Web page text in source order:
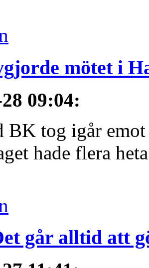
mötet i
09:04:
BK tog igår
hade flera
går alltid att